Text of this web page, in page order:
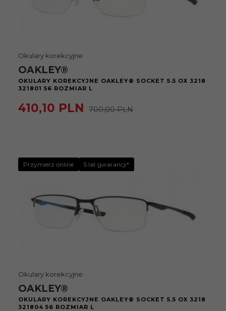
Okulary korekcyjne
OAKLEY®
OKULARY KOREKCYJNE OAKLEY® SOCKET 5.5 OX 3218
321801 56 ROZMIAR L
410,10 PLN 700,00 PLN
Przymierz online 5 lat gwarancji*
Okulary korekcyjne
OAKLEY®
OKULARY KOREKCYJNE OAKLEY® SOCKET 5.5 OX 3218
321804 56 ROZMIAR L